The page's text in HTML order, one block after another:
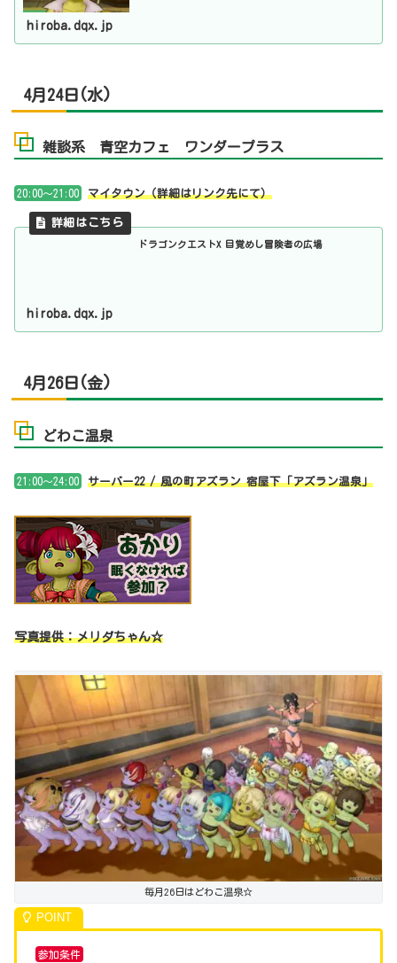
hiroba.dqx.jp
4月24日(水)
雑談系 青空カフェ ワンダープラス
20:00～21:00 マイタウン（詳細はリンク先にて）
ドラゴンクエストX 目覚めし冒険者の広場
hiroba.dqx.jp
4月26日(金)
どわこ温泉
21:00～24:00 サーバー22 / 風の町アズラン 宿屋下「アズラン温泉」
写真提供：メリダちゃん☆
毎月26日はどわこ温泉☆
参加条件